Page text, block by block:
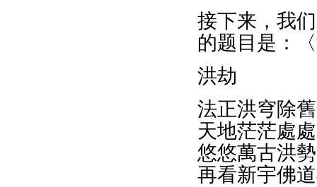
接下来，我
的题目是：
洪劫
法正洪穹除
天地茫茫處
悠悠萬古洪
再看新宇佛